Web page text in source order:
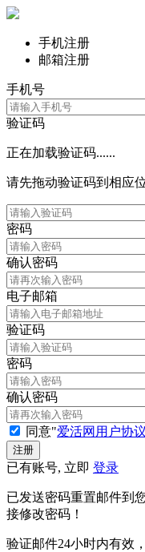
手机注册
邮箱注册
手机号
验证码
正在加载验证码......
请先拖动验证码到相应
密码
确认密码
电子邮箱
验证码
密码
确认密码
同意"爱活网用户协议
已有账号, 立即 登录
已发送密码重置邮件到
接修改密码！
验证邮件24小时内有效